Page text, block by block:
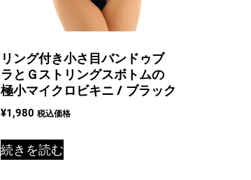
リング付き小さ目バンドゥブ
ラとＧストリングスボトムの
極小マイクロビキニ / ブラック
¥1,980 税込価格
続きを読む